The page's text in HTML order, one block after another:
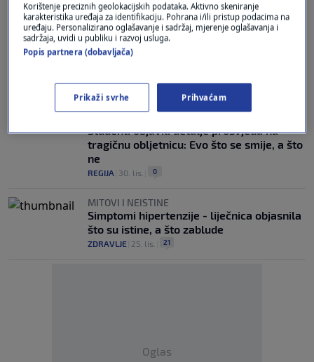
REGIJA|22. pro.| 0
ŠIRENJE ILI STAGNACIJA?
Euronews odbio zahtjev dopisnika N1 za
Studenti objavili detalje prosvjeda na
tragičnu obljetnicu: Evo što se smije, a što
ne
REGIJA 30. lis. 0
MITOVI I NEISTINE
Simptomi hipertenzije - liječnica objasnila
što su istine, a što zablude
ZDRAVLJE 25. lis. 21
Oglas
Korištenje preciznih geolokacijskih podataka. Aktivno skeniranje
karakteristika uređaja za identifikaciju. Pohrana i/ili pristup podacima na
uređaju. Personalizirano oglašavanje i sadržaj, mjerenje oglašavanja i
sadržaja, uvidi u publiku i razvoj usluga.
Popis partnera (dobavljača)
Prikaži svrhe Prihvaćam